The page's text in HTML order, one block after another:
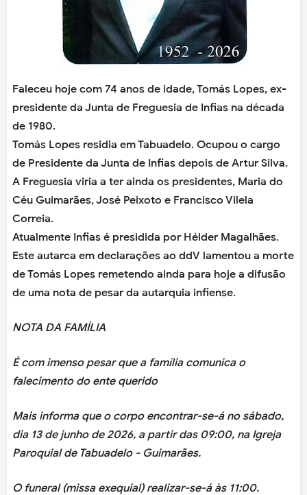
Faleceu hoje com 74 anos de idade, Tomás Lopes, ex-
presidente da Junta de Freguesia de Infias na década
de 1980.
Tomás Lopes residia em Tabuadelo. Ocupou o cargo
de Presidente da Junta de Infias depois de Artur Silva.
A Freguesia viria a ter ainda os presidentes, Maria do
Céu Guimarães, José Peixoto e Francisco Vilela
Correia.
Atualmente Infias é presidida por Hélder Magalhães.
Este autarca em declarações ao ddV lamentou a morte
de Tomás Lopes remetendo ainda para hoje a difusão
de uma nota de pesar da autarquia infiense.
NOTA DA FAMÍLIA
É com imenso pesar que a família comunica o
falecimento do ente querido
Mais informa que o corpo encontrar-se-á no sábado,
dia 13 de junho de 2026, a partir das 09:00, na Igreja
Paroquial de Tabuadelo - Guimarães.
O funeral (missa exequial) realizar-se-á às 11:00.